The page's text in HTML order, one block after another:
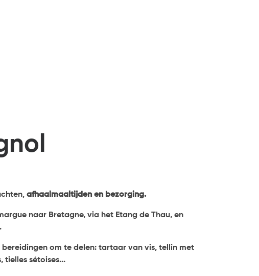
afhaalmaaltijden en bezorging.
naar Bretagne, via het Etang de Thau, en
om te delen: tartaar van vis, tellin met
tielles sétoises...